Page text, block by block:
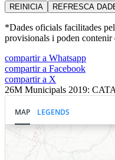
REINICIA REFRESCA
*Dades oficials facilitades
provisionals i poden contenir
compartir a Whatsapp
compartir a Facebook
compartir a X
26M Municipals 2019: